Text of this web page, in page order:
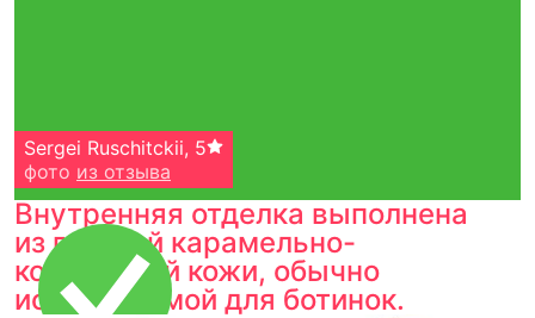
Sergei Ruschitckii, 5
фото из отзыва
Внутренняя отделка выполнена
из гладкой карамельно-
коричневой кожи, обычно
используемой для ботинок.